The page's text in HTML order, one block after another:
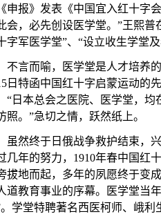
申报》发表《中国宜入红十字
会，必先创设医学堂。”王熙普
字军医学堂”、“设立收生学堂
不言而喻，医学堂是人才培养
日特函中国红十字启蒙运动的
“日本总会之医院、医学堂，
照。”急切之情，跃然纸上。
虽然终于日俄战争救护结束，
几年的努力， 1910年春中国红
拔地而起，多年的夙愿终于变
道教育事业的序幕。医学堂当
。学堂特聘著名西医柯师、峨利